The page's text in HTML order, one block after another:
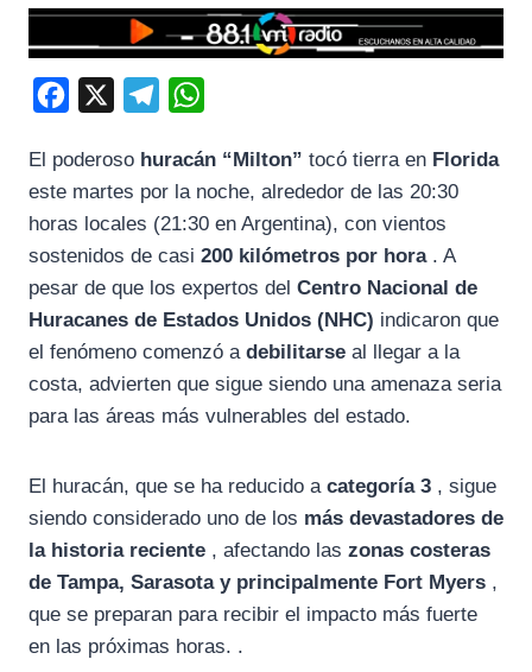
c
e
b
k
l
e
g
a
m
a
t
s
p
p
El poderoso huracán “Milton” tocó tierra en Florida
este martes por la noche, alrededor de las 20:30
horas locales (21:30 en Argentina), con vientos
sostenidos de casi 200 kilómetros por hora. A
pesar de que los expertos del Centro Nacional de
Huracanes de Estados Unidos (NHC) indicaron que
el fenómeno comenzó a debilitarse al llegar a la
costa, advierten que sigue siendo una amenaza seria
para las áreas más vulnerables del estado.
El huracán, que se ha reducido a categoría 3 , sigue
siendo considerado uno de los más devastadores de
la historia reciente , afectando las zonas costeras
de Tampa, Sarasota y principalmente Fort Myers ,
que se preparan para recibir el impacto más fuerte
en las próximas horas. .